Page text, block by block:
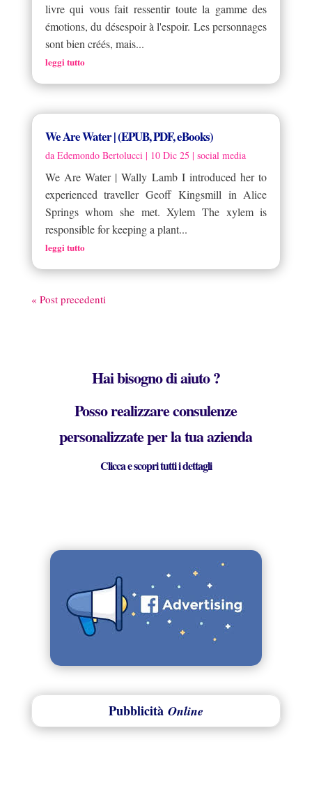
livre qui vous fait ressentir toute la gamme des
émotions, du désespoir à l'espoir. Les personnages
sont bien créés, mais...
leggi tutto
We Are Water | (EPUB, PDF, eBooks)
da Edemondo Bertolucci| 10 Dic 25 | social media
We Are Water | Wally Lamb I introduced her to
experienced traveller Geoff Kingsmill in Alice
Springs whom she met. Xylem The xylem is
responsible for keeping a plant...
leggi tutto
« Post precedenti
Hai bisogno di aiuto ?
Posso realizzare consulenze
personalizzate per la tua azienda
Clicca e scopri tutti i dettagli
PubblicitàOnline